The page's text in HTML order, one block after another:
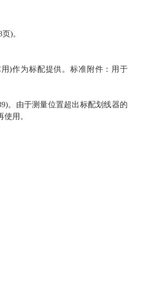
)。
用)作为标配提供。标准附件：用于
。由于测量位置超出标配划线器的
用。